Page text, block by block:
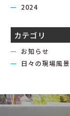
2024
カテゴリ
お知らせ
日々の現場風景